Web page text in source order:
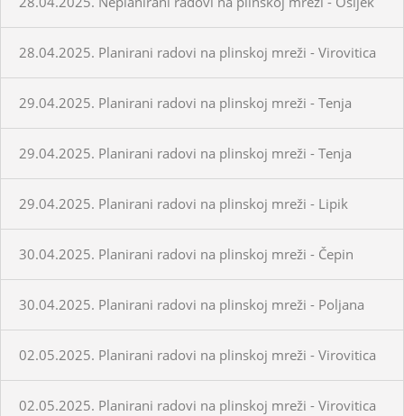
28.04.2025. Planirani radovi na plinskoj mreži - Virovitica
29.04.2025. Planirani radovi na plinskoj mreži - Tenja
29.04.2025. Planirani radovi na plinskoj mreži - Tenja
29.04.2025. Planirani radovi na plinskoj mreži - Lipik
30.04.2025. Planirani radovi na plinskoj mreži - Čepin
30.04.2025. Planirani radovi na plinskoj mreži - Poljana
02.05.2025. Planirani radovi na plinskoj mreži - Virovitica
02.05.2025. Planirani radovi na plinskoj mreži - Virovitica